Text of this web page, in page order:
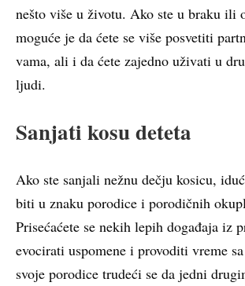
nešto više u životu. Ako ste u braku ili
moguće je da ćete se više posvetiti
vama, ali i da ćete zajedno uživati u
ljudi.
Sanjati kosu deteta
Ako ste sanjali nežnu dečju kosicu,
biti u znaku porodice i porodičnih
Prisećaćete se nekih lepih događaja iz
evocirati uspomene i provoditi vreme
svoje porodice trudeći se da jedni